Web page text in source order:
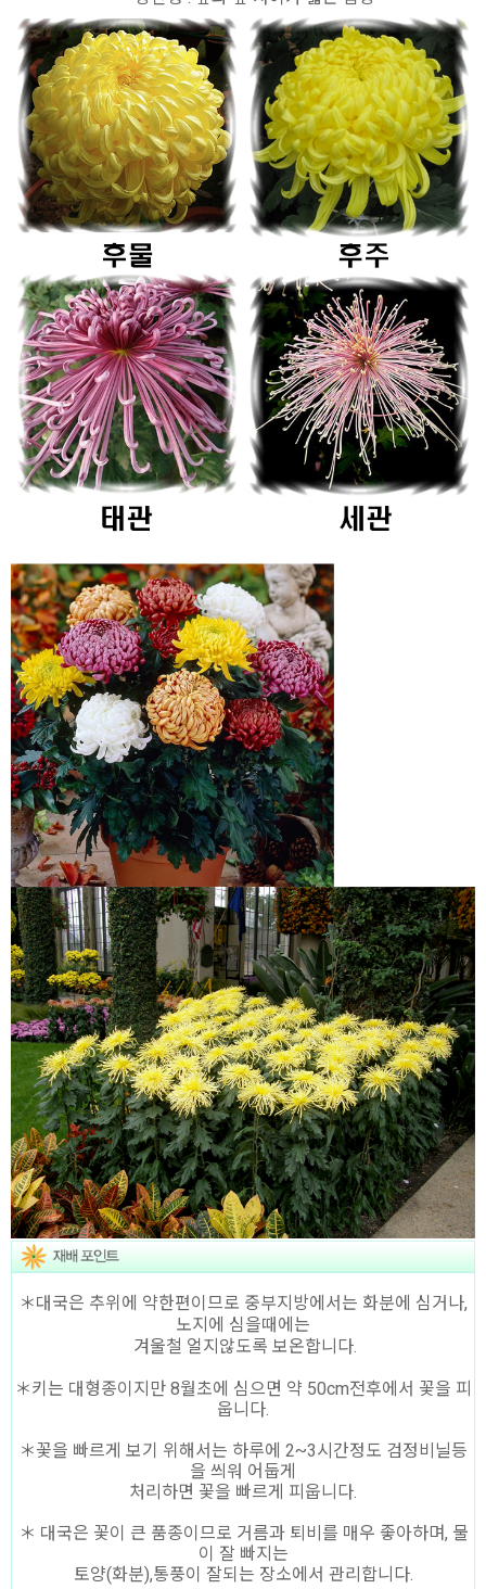
＊대국은 추위에 약한편이므로 중부지방에서는 화분에 심거나,
노지에 심을때에는
겨울철 얼지않도록 보온합니다.
＊키는 대형종이지만 8월초에 심으면 약 50cm전후에서 꽃을 피
웁니다.
＊꽃을 빠르게 보기 위해서는 하루에 2~3시간정도 검정비닐등
을 씌워 어둡게
처리하면 꽃을 빠르게 피웁니다.
＊ 대국은 꽃이 큰 품종이므로 거름과 퇴비를 매우 좋아하며, 물
이 잘 빠지는
토양(화분),통풍이 잘되는 장소에서 관리합니다.